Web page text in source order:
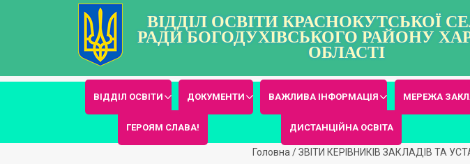
ВІДДІЛ ОСВІТИ КРАСНОКУТСЬКОЇ
РАДИ БОГОДУХІВСЬКОГО РАЙОНУ
ОБЛАСТІ
ВІДДІЛ ОСВІТИ ДОКУМЕНТИ ВАЖЛИВА ІНФОРМАЦІЯ МЕРЕЖА
ГЕРОЯМ СЛАВА! ДИСТАНЦІЙНА ОСВІТА
Головна /ЗВІТИ КЕРІВНИКІВ ЗАКЛАДІВ ТА